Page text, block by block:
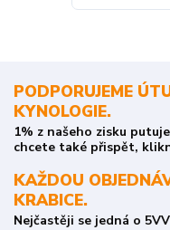
PODPORUJEME
KYNOLOGIE.
1% z našeho zisku
chcete také přispět,
KAŽDOU
KRABICE.
Nejčastěji se jedná o